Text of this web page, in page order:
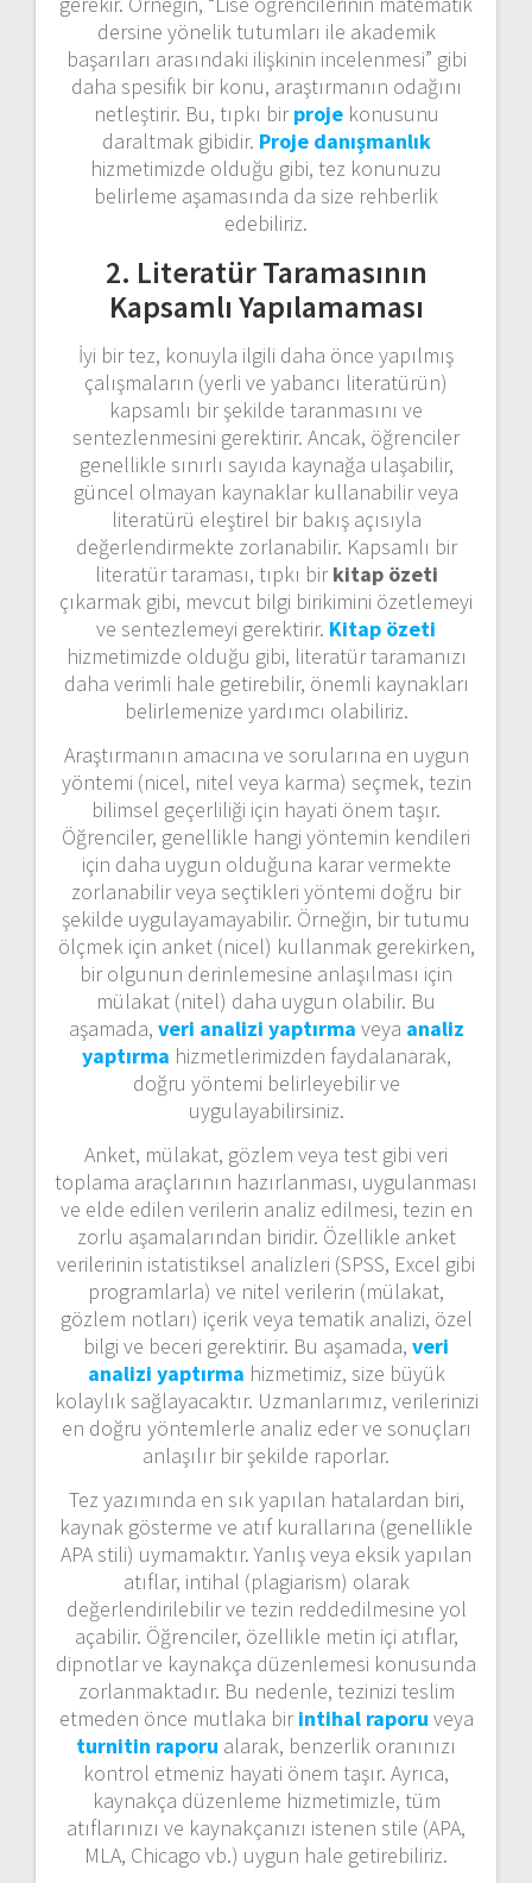
dersine yönelik tutumları ile akademik
başarıları arasındaki ilişkinin incelenmesi” gibi
daha spesifik bir konu, araştırmanın odağını
netleştirir. Bu, tıpkı birprojekonusunu
daraltmak gibidir. Proje danışmanlık
hizmetimizde olduğu gibi, tez konunuzu
belirleme aşamasında da size rehberlik
edebiliriz.
2. Literatür Taramasının
Kapsamlı Yapılamaması
İyi bir tez, konuyla ilgili daha önce yapılmış
çalışmaların (yerli ve yabancı literatürün)
kapsamlı bir şekilde taranmasını ve
sentezlenmesini gerektirir. Ancak, öğrenciler
genellikle sınırlı sayıda kaynağa ulaşabilir,
güncel olmayan kaynaklar kullanabilir veya
literatürü eleştirel bir bakış açısıyla
değerlendirmekte zorlanabilir. Kapsamlı bir
literatür taraması, tıpkı birkitap özeti
çıkarmak gibi, mevcut bilgi birikimini özetlemeyi
ve sentezlemeyi gerektirir. Kitap özeti
hizmetimizde olduğu gibi, literatür taramanızı
daha verimli hale getirebilir, önemli kaynakları
belirlemenize yardımcı olabiliriz.
Araştırmanın amacına ve sorularına en uygun
yöntemi (nicel, nitel veya karma) seçmek, tezin
bilimsel geçerliliği için hayati önem taşır.
Öğrenciler, genellikle hangi yöntemin kendileri
için daha uygun olduğuna karar vermekte
zorlanabilir veya seçtikleri yöntemi doğru bir
şekilde uygulayamayabilir. Örneğin, bir tutumu
ölçmek için anket (nicel) kullanmak gerekirken,
bir olgunun derinlemesine anlaşılması için
mülakat (nitel) daha uygun olabilir. Bu
aşamada, veri analizi yaptırma veya analiz
yaptırma hizmetlerimizden faydalanarak,
doğru yöntemi belirleyebilir ve
uygulayabilirsiniz.
Anket, mülakat, gözlem veya test gibi veri
toplama araçlarının hazırlanması, uygulanması
ve elde edilen verilerin analiz edilmesi, tezin en
zorlu aşamalarından biridir. Özellikle anket
verilerinin istatistiksel analizleri (SPSS, Excel gibi
programlarla) ve nitel verilerin (mülakat,
gözlem notları) içerik veya tematik analizi, özel
bilgi ve beceri gerektirir. Bu aşamada, veri
analizi yaptırma hizmetimiz, size büyük
kolaylık sağlayacaktır. Uzmanlarımız, verilerinizi
en doğru yöntemlerle analiz eder ve sonuçları
anlaşılır bir şekilde raporlar.
Tez yazımında en sık yapılan hatalardan biri,
kaynak gösterme ve atıf kurallarına (genellikle
APA stili) uymamaktır. Yanlış veya eksik yapılan
atıflar, intihal (plagiarism) olarak
değerlendirilebilir ve tezin reddedilmesine yol
açabilir. Öğrenciler, özellikle metin içi atıflar,
dipnotlar ve kaynakça düzenlemesi konusunda
zorlanmaktadır. Bu nedenle, tezinizi teslim
etmeden önce mutlaka birintihal raporu veya
turnitin raporu alarak, benzerlik oranınızı
kontrol etmeniz hayati önem taşır. Ayrıca,
kaynakça düzenleme hizmetimizle, tüm
atıflarınızı ve kaynakçanızı istenen stile (APA,
MLA, Chicago vb.) uygun hale getirebiliriz.